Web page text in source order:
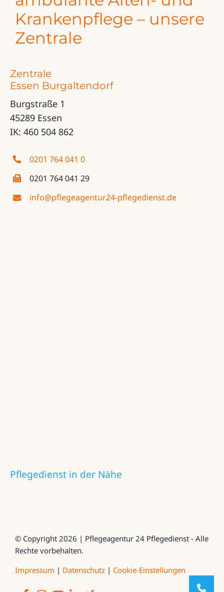
Krankenpflege – unsere
Zentrale
Zentrale
Essen Burgaltendorf
Burgstraße 1
45289 Essen
IK: 460 504 862
0201 764 041 0
0201 764 041 29
info@pflegeagentur24-pflegedienst.de
Pflegedienst in der Nähe
© Copyright 2026 | Pflegeagentur 24 Pflegedienst - Alle
Rechte vorbehalten.
Impressum | Datenschutz| Cookie-Einstellungen